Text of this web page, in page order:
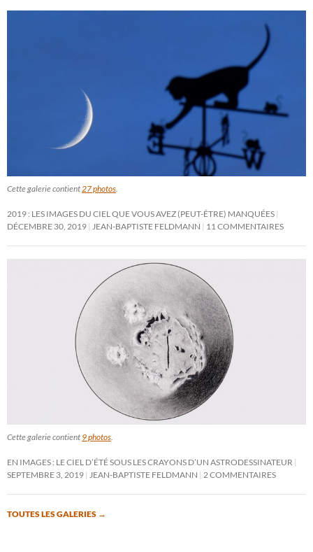
Cette galerie contient 27 photos
2019 : LES IMAGES DU CIEL QUE VOUS AVEZ (PEUT-ÊTRE) MANQUÉES
DÉCEMBRE 30, 2019
JEAN-BAPTISTE FELDMANN 11 COMMENTAIRES
Cette galerie contient 9 photos
EN IMAGES : LE CIEL D’ÉTÉ SOUS LES CRAYONS D’UN ASTRODESSINATEUR
SEPTEMBRE 3, 2019
JEAN-BAPTISTE FELDMANN 2 COMMENTAIRES
TOUTES LES GALERIES →